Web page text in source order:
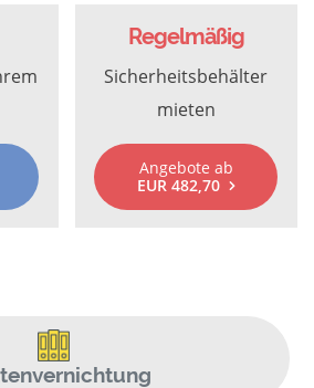
Regelmäßig
Sicherheitsbehälter
mieten
Angebote ab
EUR 482,70